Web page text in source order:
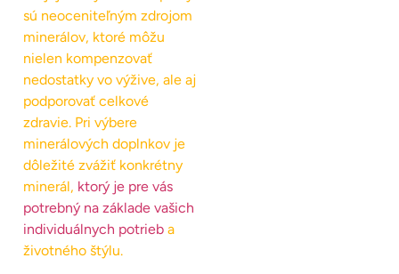
sú neoceniteľným zdrojom
minerálov, ktoré môžu
nielen kompenzovať
nedostatky vo výžive, ale aj
podporovať celkové
zdravie. Pri výbere
minerálových doplnkov je
dôležité zvážiť konkrétny
minerál, ktorý je pre vás
potrebný na základe vašich
individuálnych potrieb a
životného štýlu.